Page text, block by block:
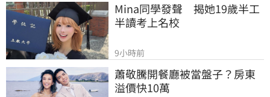
Mina同學發聲　揭她19歲半工
半讀考上名校
9小時前
蕭敬騰開餐廳被當盤子？房東
溢價快10萬